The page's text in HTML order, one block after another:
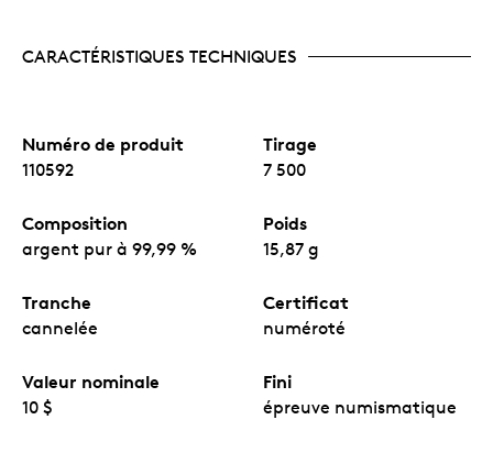
CARACTÉRISTIQUES TECHNIQUES
Numéro de produit
110592
Tirage
7 500
Composition
argent pur à 99,99 %
Poids
15,87 g
Tranche
cannelée
Certificat
numéroté
Valeur nominale
10 $
Fini
épreuve numismatique